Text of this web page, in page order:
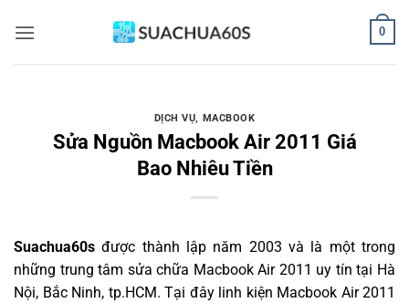
qua
0
DỊCH VỤ, MACBOOK
Sửa Nguồn Macbook Air 2011 Giá
Bao Nhiêu Tiền
Suachua60s được thành lập năm 2003 và là một trong
những trung tâm sửa chữa Macbook Air 2011 uy tín tại Hà
Nội, Bắc Ninh, tp.HCM. Tại đây linh kiện Macbook Air 2011